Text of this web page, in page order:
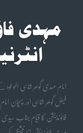
امام مہدی گوھر شاہی
فائونڈیشن کا قیام جناب